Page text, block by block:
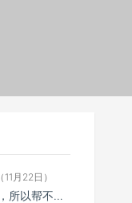
月22日）
惭愧~~我没用Windows版本的，所以帮不了你~~